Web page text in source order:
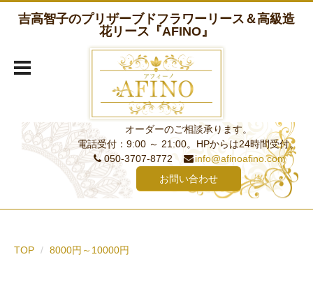
吉高智子のプリザーブドフラワーリース＆高級造
花リース『AFINO』
オーダーのご相談承ります。
電話受付：9:00 ～ 21:00。HPからは24時間受付。
050-3707-8772
info@afinoafino.com
お問い合わせ
TOP 8000円～10000円